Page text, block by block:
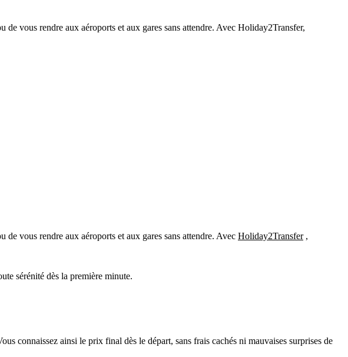
vous rendre aux aéroports et aux gares sans attendre. Avec Holiday2Transfer,
vous rendre aux aéroports et aux gares sans attendre. Avec Holiday2Transfer,
sérénité dès la première minute.
connaissez ainsi le prix final dès le départ, sans frais cachés ni mauvaises surprises de